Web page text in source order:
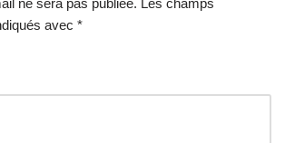
avec *